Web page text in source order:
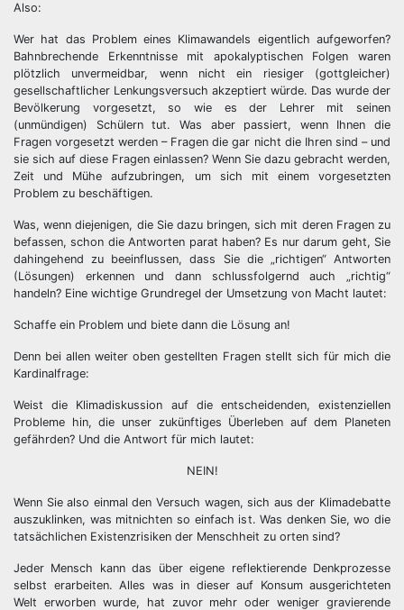
Also:
Wer hat das Problem eines Klimawandels eigentlich aufgeworfen?
Bahnbrechende Erkenntnisse mit apokalyptischen Folgen waren
plötzlich unvermeidbar, wenn nicht ein riesiger (gottgleicher)
gesellschaftlicher Lenkungsversuch akzeptiert würde. Das wurde der
Bevölkerung vorgesetzt, so wie es der Lehrer mit seinen
(unmündigen) Schülern tut. Was aber passiert, wenn Ihnen die
Fragen vorgesetzt werden – Fragen die gar nicht die Ihren sind – und
sie sich auf diese Fragen einlassen? Wenn Sie dazu gebracht werden,
Zeit und Mühe aufzubringen, um sich mit einem vorgesetzten
Problem zu beschäftigen.
Was, wenn diejenigen, die Sie dazu bringen, sich mit deren Fragen zu
befassen, schon die Antworten parat haben? Es nur darum geht, Sie
dahingehend zu beeinflussen, dass Sie die „richtigen“ Antworten
(Lösungen) erkennen und dann schlussfolgernd auch „richtig“
handeln? Eine wichtige Grundregel der Umsetzung von Macht lautet:
Schaffe ein Problem und biete dann die Lösung an!
Denn bei allen weiter oben gestellten Fragen stellt sich für mich die
Kardinalfrage:
Weist die Klimadiskussion auf die entscheidenden, existenziellen
Probleme hin, die unser zukünftiges Überleben auf dem Planeten
gefährden? Und die Antwort für mich lautet:
NEIN!
Wenn Sie also einmal den Versuch wagen, sich aus der Klimadebatte
auszuklinken, was mitnichten so einfach ist. Was denken Sie, wo die
tatsächlichen Existenzrisiken der Menschheit zu orten sind?
Jeder Mensch kann das über eigene reflektierende Denkprozesse
selbst erarbeiten. Alles was in dieser auf Konsum ausgerichteten
Welt erworben wurde, hat zuvor mehr oder weniger gravierende